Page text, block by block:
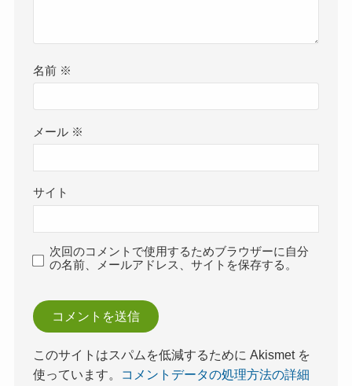
名前 ※
メール ※
サイト
次回のコメントで使用するためブラウザーに自分
の名前、メールアドレス、サイトを保存する。
このサイトはスパムを低減するために Akismet を
使っています。
コメントデータの処理方法の詳細